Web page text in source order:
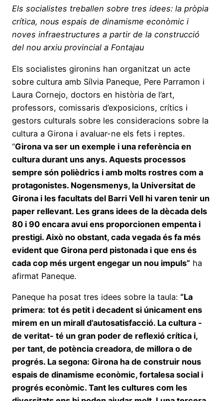
Els socialistes treballen sobre tres idees: la pròpia
crítica, nous espais de dinamisme econòmic i
noves infraestructures a partir de la construcció
del nou arxiu provincial a Fontajau
Els socialistes gironins han organitzat un acte
sobre cultura amb Sílvia Paneque, Pere Parramon i
Laura Cornejo, doctors en història de l’art,
professors, comissaris d’exposicions, crítics i
gestors culturals sobre les consideracions sobre la
cultura a Girona i avaluar-ne els fets i reptes.
“Girona va ser un exemple i una referència en
cultura durant uns anys. Aquests processos
sempre són polièdrics i amb molts rostres com a
protagonistes. Nogensmenys, la Universitat de
Girona i les facultats del Barri Vell hi varen tenir un
paper rellevant. Les grans idees de la dècada dels
80 i 90 encara avui ens proporcionen empenta i
prestigi. Això no obstant, cada vegada és fa més
evident que Girona perd pistonada i que ens és
cada cop més urgent engegar un nou impuls” ha
afirmat Paneque.
Paneque ha posat tres idees sobre la taula: “La
primera: tot és petit i decadent si únicament ens
mirem en un mirall d’autosatisfacció. La cultura -
de veritat- té un gran poder de reflexió crítica i,
per tant, de potència creadora, de millora o de
progrés. La segona: Girona ha de construir nous
espais de dinamisme econòmic, fortalesa social i
progrés econòmic. Tant les cultures com les